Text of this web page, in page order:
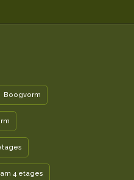
Boogvorm
4 etages